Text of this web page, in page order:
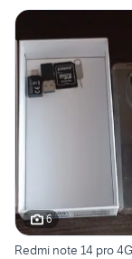
6
Redmi note 14 pro